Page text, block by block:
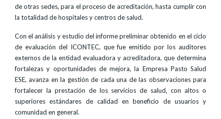
de otras sedes, para el proceso de acreditación, hasta cumplir con
la totalidad de hospitales y centros de salud.
Con el análisis y estudio del informe preliminar obtenido en el ciclo
de evaluación del ICONTEC, que fue emitido por los auditores
externos de la entidad evaluadora y acreditadora, que determina
fortalezas y oportunidades de mejora, la Empresa Pasto Salud
ESE, avanza en la gestión de cada una de las observaciones para
fortalecer la prestación de los servicios de salud, con altos o
superiores estándares de calidad en beneficio de usuarios y
comunidad en general.